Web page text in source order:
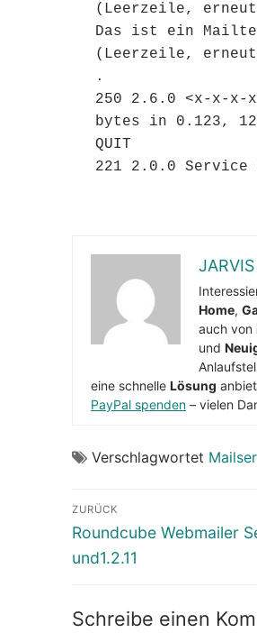
(Leerzeile,
Das ist ein
(Leerzeile,
.
250 2.6.0 <x-x-x-x-
bytes in 0.123,
QUIT
221 2.0.0 Service
JARVIS
Home,
auch von
und
eine schnelle Lösung
PayPal spenden – vielen
Verschlagwortet
ZURÜCK
Vorheriger
Beitrag:
Roundcube Webmailer
und1.2.11
Schreibe einen